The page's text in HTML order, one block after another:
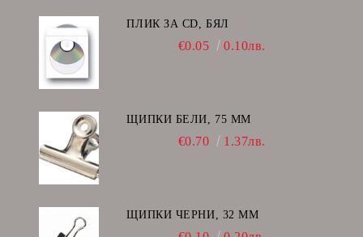
ПЛИК ЗА CD, БЯЛ
€0.05 0.10лв.
ЩИПКИ БЕЛИ, 75 ММ
€0.70 1.37лв.
ЩИПКИ ЧЕРНИ, 32 ММ